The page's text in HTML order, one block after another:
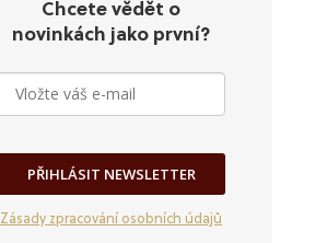
Chcete vědět o
novinkách jako první?
PŘIHLÁSIT NEWSLETTER
Zásady zpracování osobních údajů